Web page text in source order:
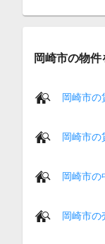
岡崎市の物件
岡崎市の
岡崎市の
岡崎市の
岡崎市の